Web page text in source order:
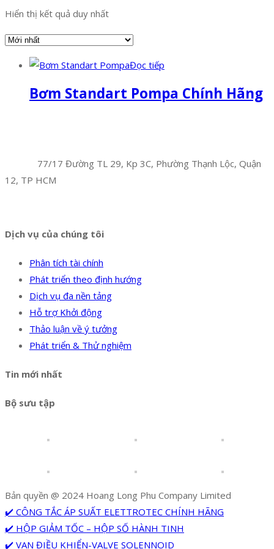
Hiển thị kết quả duy nhất
Đọc tiếp
Bơm Standart Pompa Chính Hãng
77/17 Đường TL 29, Kp 3C, Phường Thạnh Lộc, Quận
12, TP HCM
Dịch vụ của chúng tôi
Phân tích tài chính
Phát triển theo định hướng
Dịch vụ đa nền tảng
Hỗ trợ Khởi động
Thảo luận về ý tưởng
Phát triển & Thử nghiệm
Tin mới nhất
Bộ sưu tập
Bản quyền @ 2024 Hoang Long Phu Company Limited
✔️ CÔNG TẮC ÁP SUẤT ELETTROTEC CHÍNH HÃNG
✔️ HỘP GIẢM TỐC – HỘP SỐ HÀNH TINH
✔️ VAN ĐIỀU KHIỂN-VALVE SOLENNOID